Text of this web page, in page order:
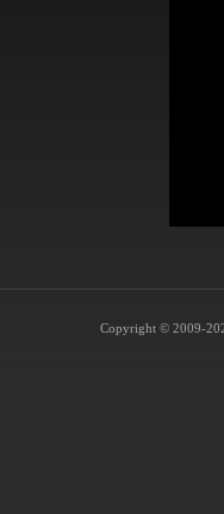
Copyright © 2009-